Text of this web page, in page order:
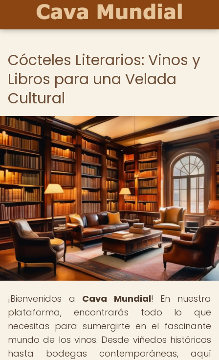
Cócteles Literarios: Vinos y
Libros para una Velada
Cultural
¡Bienvenidos a Cava Mundial! En nuestra
plataforma, encontrarás todo lo que
necesitas para sumergirte en el fascinante
mundo de los vinos. Desde viñedos históricos
hasta bodegas contemporáneas, aquí